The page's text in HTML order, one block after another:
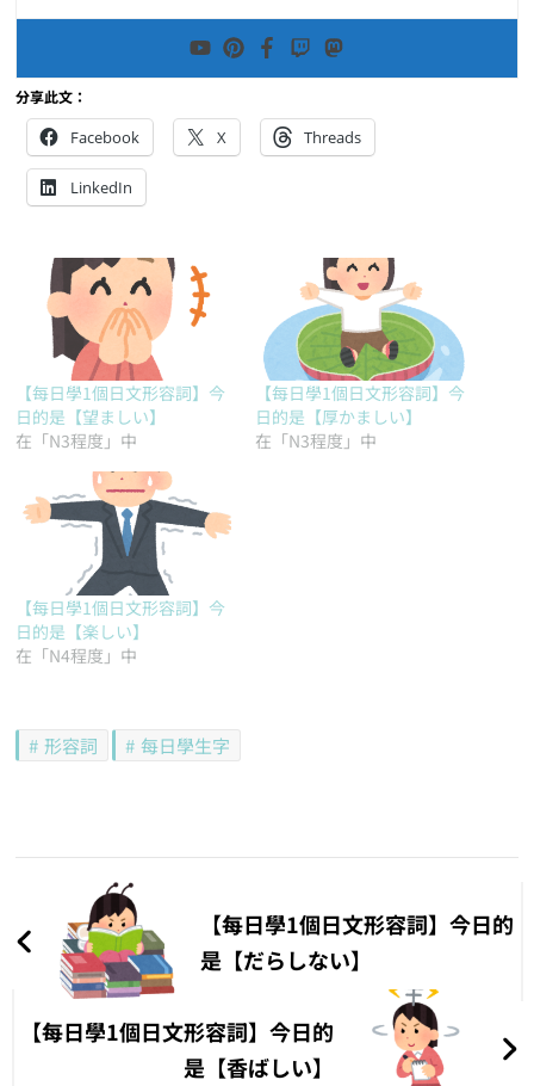
分享此文：
Facebook X Threads
LinkedIn
【每日學1個日文形容詞】今
日的是【望ましい】
在「N3程度」中
【每日學1個日文形容詞】今
日的是【厚かましい】
在「N3程度」中
【每日學1個日文形容詞】今
日的是【楽しい】
在「N4程度」中
形容詞 每日學生字
章
導
覽
【每日學1個日文形容詞】今日的
是【だらしない】
【每日學1個日文形容詞】今日的
是【香ばしい】